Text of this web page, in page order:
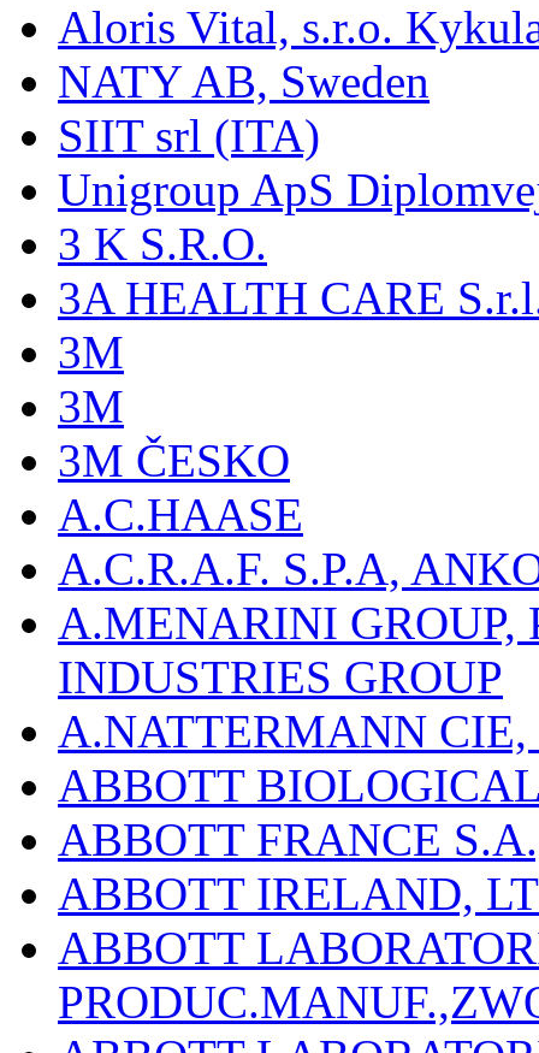
Aloris Vital, s.r.o.
NATY AB, Sweden
SIIT srl (ITA)
Unigroup ApS
3 K S.R.O.
3A HEALTH CARE
3M
3M
3M ČESKO
A.C.HAASE
A.C.R.A.F. S.P.A,
A.MENARINI
INDUSTRIES GROUP
A.NATTERMANN
ABBOTT
ABBOTT FRANCE
ABBOTT IRELAND,
ABBOTT